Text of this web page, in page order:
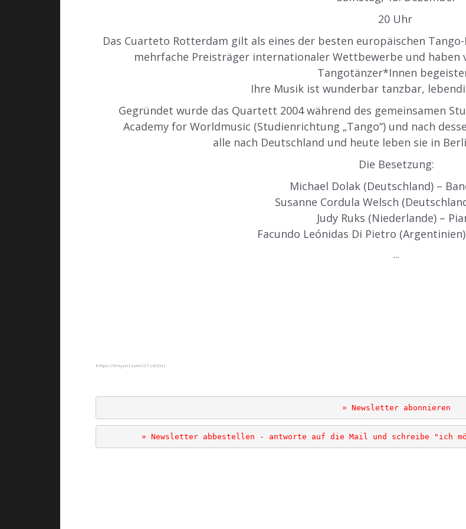
20 Uhr
Das Cuarteto Rotterdam gilt als eines der besten europäischen
mehrfache Preisträger internationaler Wettbewerbe und haben
Tangotänzer*Innen
Ihre Musik ist wunderbar tanzbar,
Gegründet wurde das Quartett 2004 während des gemeinsamen
Academy for Worldmusic (Studienrichtung „Tango“) und nach
alle nach Deutschland und heute leben sie in
Die Besetzung:
Michael Dolak (Deutschland) –
Susanne Cordula Welsch
Judy Ruks (Niederlande) –
Facundo Leónidas Di Pietro
…
https://tinyurl.com/27z4l3nr
» Newsletter abonnieren
» Newsletter abbestellen - antworte auf die Mail und schreibe "ich